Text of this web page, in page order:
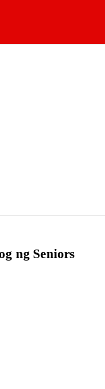
ng Seniors